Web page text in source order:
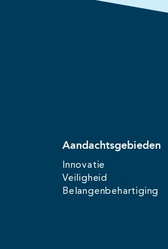
Aandachtsgebieden
Innovatie
Veiligheid
Belangenbehartiging